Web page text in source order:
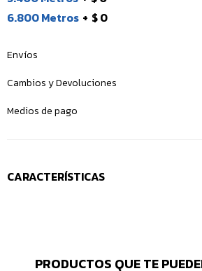
6.800 Metros $ 0
Envíos
Cambios y Devoluciones
Medios de pago
CARACTERÍSTICAS
PRODUCTOS QUE TE